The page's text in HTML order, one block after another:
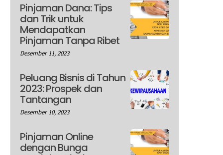
Pinjaman Dana: Tips
dan Trik untuk
Mendapatkan
Pinjaman Tanpa Ribet
Desember 11, 2023
Peluang Bisnis di Tahun
2023: Prospek dan
Tantangan
Desember 10, 2023
Pinjaman Online
dengan Bunga